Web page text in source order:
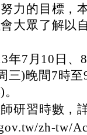
力的目標，
大眾了解以
年7月10日、
三)晚間7時
研習時數，
zh-tw/